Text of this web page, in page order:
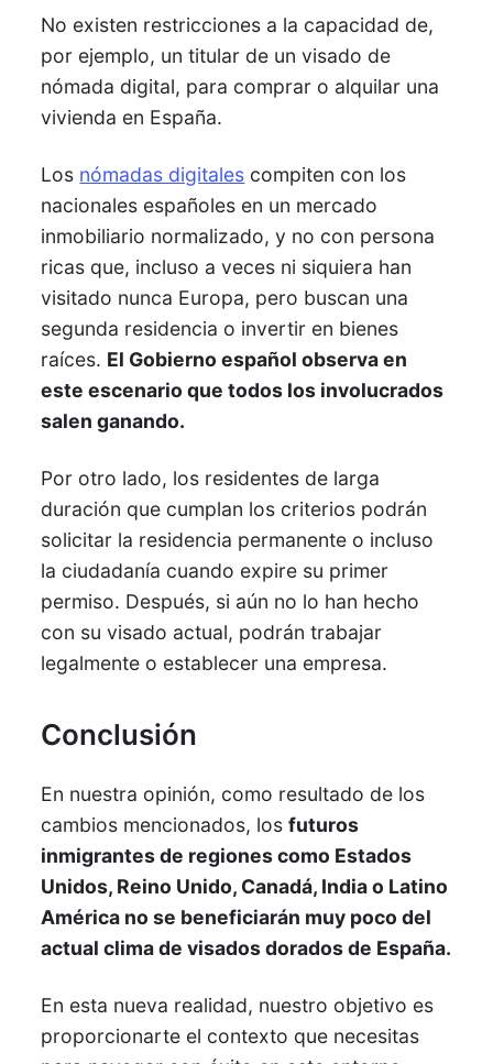
No existen restricciones a la capacidad de,
por ejemplo, un titular de un visado de
nómada digital, para comprar o alquilar una
vivienda en España.
Los nómadas digitales compiten con los
nacionales españoles en un mercado
inmobiliario normalizado, y no con persona
ricas que, incluso a veces ni siquiera han
visitado nunca Europa, pero buscan una
segunda residencia o invertir en bienes
raíces. El Gobierno español observa en
este escenario que todos los involucrados
salen ganando.
Por otro lado, los residentes de larga
duración que cumplan los criterios podrán
solicitar la residencia permanente o incluso
la ciudadanía cuando expire su primer
permiso. Después, si aún no lo han hecho
con su visado actual, podrán trabajar
legalmente o establecer una empresa.
Conclusión
En nuestra opinión, como resultado de los
cambios mencionados, losfuturos
inmigrantes de regiones como Estados
Unidos, Reino Unido, Canadá, India o Latino
América no se beneficiarán muy poco del
actual clima de visados dorados de España.
En esta nueva realidad, nuestro objetivo es
proporcionarte el contexto que necesitas